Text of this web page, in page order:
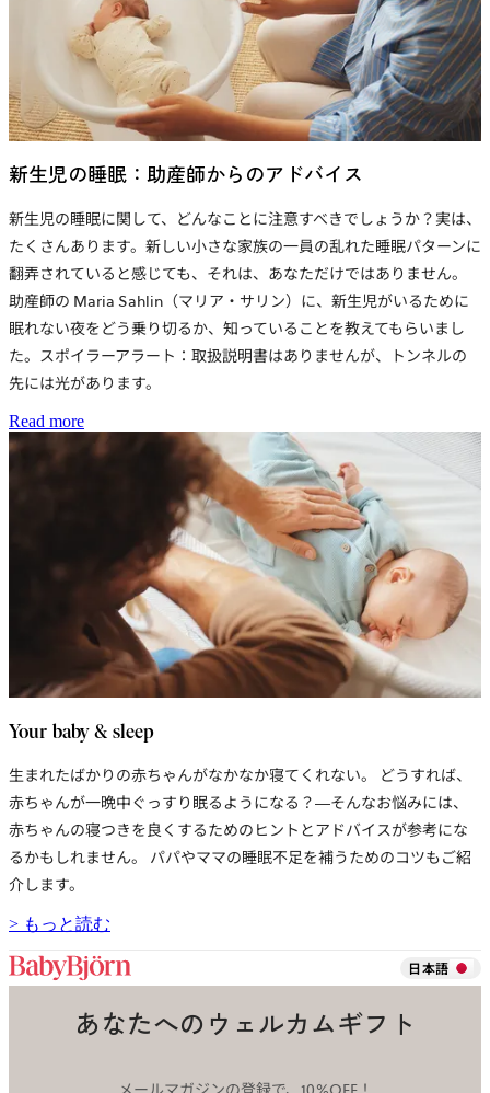
新生児の睡眠：助産師からのアドバイス
新生児の睡眠に関して、どんなことに注意すべきでしょうか？実は、
たくさんあります。新しい小さな家族の一員の乱れた睡眠パターンに
翻弄されていると感じても、それは、あなただけではありません。
助産師の Maria Sahlin（マリア・サリン）に、新生児がいるために
眠れない夜をどう乗り切るか、知っていることを教えてもらいまし
た。スポイラーアラート：取扱説明書はありませんが、トンネルの
先には光があります。
Read more
Your baby & sleep
生まれたばかりの赤ちゃんがなかなか寝てくれない。 どうすれば、
赤ちゃんが一晩中ぐっすり眠るようになる？―そんなお悩みには、
赤ちゃんの寝つきを良くするためのヒントとアドバイスが参考にな
るかもしれません。 パパやママの睡眠不足を補うためのコツもご紹
介します。
> もっと読む
日本語
あなたへのウェルカムギフト
メールマガジンの登録で、10%OFF！